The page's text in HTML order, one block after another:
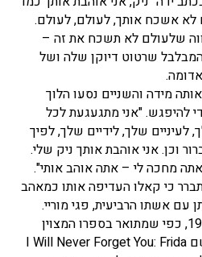
לא אשכח אותך, לעולם, לעולם.
שלעולם לא תשכח את זה –
שרטוט דיוקן שלה ושל
מידה והשניים נסעו הלוך
להיפגש. "אני מתגעגעת לכל
לעיניים שלך, לידיים שלך, לפיך
וכן. אני אוהבת אותך ניק שלי.
מחכה לי – אתה אוהב אותי".
כי קאלו העדיפה אותו כמאהב
עם אשתו הרביעית, פגי מוריי.
הקשר ביניהם הסתיים ב-1941, כפי שמתואר בספרו המצוין
של Salomon Grimberg בשם I Will Never Forget You: Frida